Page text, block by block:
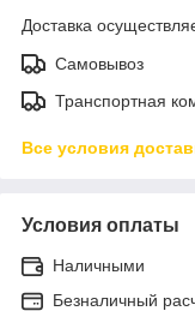
Доставка
Самовывоз
Транспортная
Все условия
Условия оплаты
Наличными
Безналичный